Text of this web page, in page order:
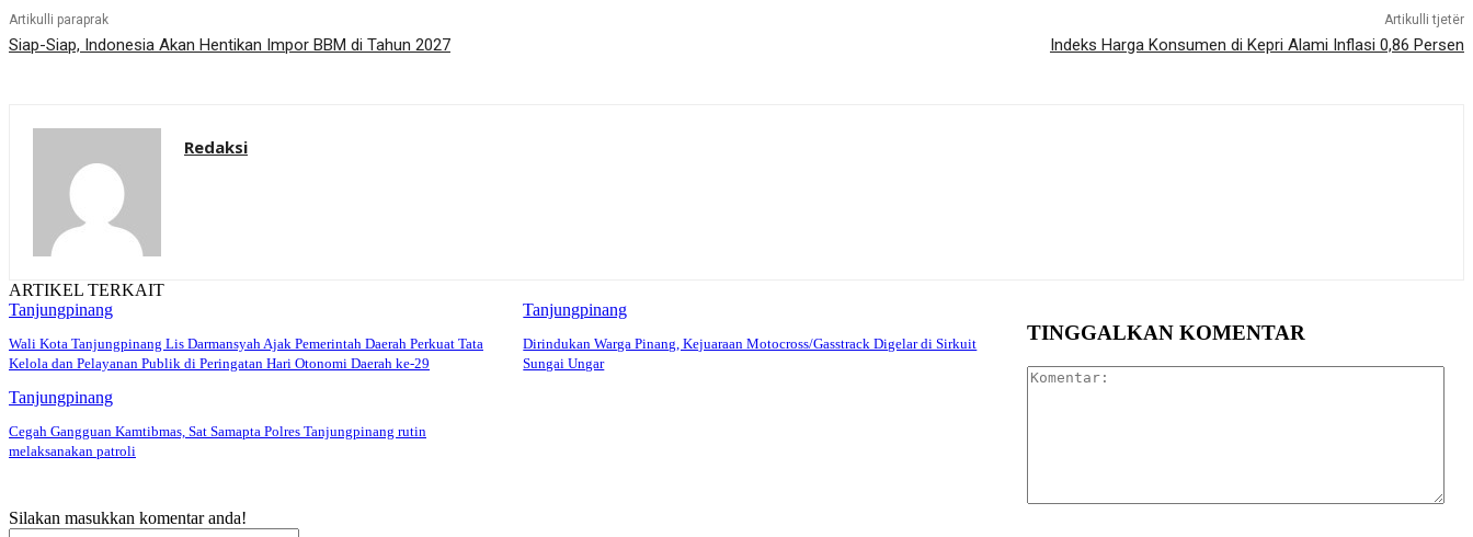
Artikulli paraprak
Siap-Siap, Indonesia Akan Hentikan Impor BBM di Tahun 2027
Artikulli tjetër
Indeks Harga Konsumen di Kepri Alami Inflasi 0,86 Persen
Redaksi
ARTIKEL TERKAIT
Tanjungpinang
Wali Kota Tanjungpinang Lis Darmansyah Ajak Pemerintah Daerah Perkuat Tata
Kelola dan Pelayanan Publik di Peringatan Hari Otonomi Daerah ke-29
Tanjungpinang
Dirindukan Warga Pinang, Kejuaraan Motocross/Gasstrack Digelar di Sirkuit
Sungai Ungar
Tanjungpinang
Cegah Gangguan Kamtibmas, Sat Samapta Polres Tanjungpinang rutin
melaksanakan patroli
TINGGALKAN KOMENTAR
Silakan masukkan komentar anda!